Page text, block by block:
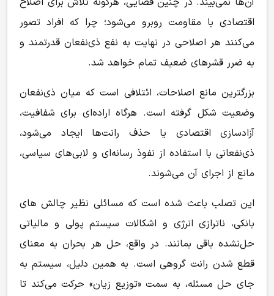
اقتصادی با مقاومت روبرو می‌شود؛ چرا که افراد تصور
می‌کنند هر اصلاحی در نهایت به نفع ذی‌نفعان قدرتمند و
به ضرر قشرهای ضعیف تمام خواهد شد.
بزرگترین مانع اصلاحات، ائتلافی است که میان ذی‌نفعان
وضعیت شکل گرفته است. هرگاه اراده‌ای برای شفافیت،
آزادسازی اقتصادی یا حذف رانت‌ها ایجاد می‌شود،
ذی‌نفعانی با استفاده از نفوذ رسانه‌ای و لابی‌های سیاسی،
مانع از اجرای آن می‌شوند.
این تصلب باعث شده است که مسائلی نظیر چالش های
بانکی، ناترازی انرژی و اشکالات سیستم پولی و مالیاتی
حل‌نشده باقی بمانند. در واقع، حل هر بحران به معنای
قطع شدن رانت گروهی است. به همین دلیل، سیستم به
جای حل مسئله، به سمت «توزیع زیان» حرکت می‌کند تا